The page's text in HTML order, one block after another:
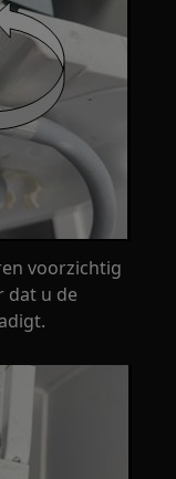
voorzichtig
dat u de